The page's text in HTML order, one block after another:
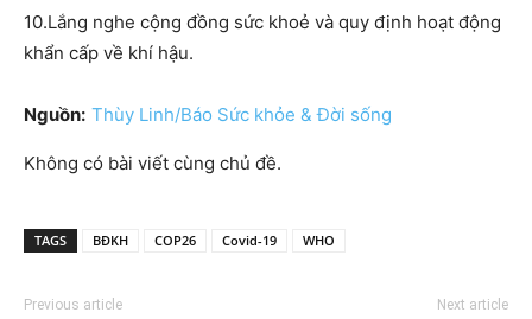
10.Lắng nghe cộng đồng sức khoẻ và quy định hoạt động
khẩn cấp về khí hậu.
Nguồn: Thùy Linh/Báo Sức khỏe & Đời sống
Không có bài viết cùng chủ đề.
TAGS BĐKH COP26 Covid-19 WHO
Previous article Next article